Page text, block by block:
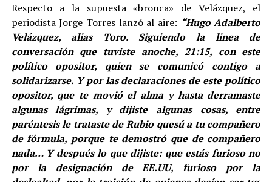
Respecto a la supuesta «bronca» de Velázquez, el
periodista Jorge Torres lanzó al aire: “Hugo Adalberto
Velázquez, alias Toro. Siguiendo la linea de
conversación que tuviste anoche, 21:15, con este
político opositor, quien se comunicó contigo a
solidarizarse. Y por las declaraciones de este político
opositor, que te movió el alma y hasta derramaste
algunas lágrimas, y dijiste algunas cosas, entre
paréntesis le trataste de Rubio quesú a tu compañero
de fórmula, porque te demostró que de compañero
nada… Y después lo que dijiste: que estás furioso no
por la designación de EE.UU, furioso por la